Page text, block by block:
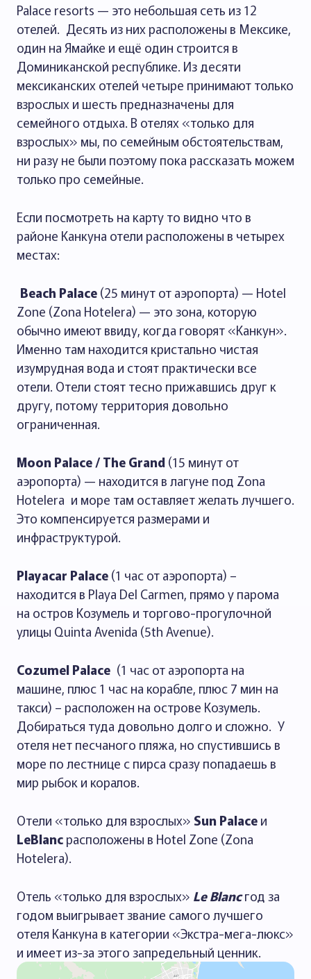
Palace resorts — это небольшая сеть из 12
отелей. Десять из них расположены в Мексике,
один на Ямайке и ещё один строится в
Доминиканской республике. Из десяти
мексиканских отелей четыре принимают только
взрослых и шесть предназначены для
семейного отдыха. В отелях «только для
взрослых» мы, по семейным обстоятельствам,
ни разу не были поэтому пока рассказать можем
только про семейные.
Если посмотреть на карту то видно что в
районе Канкуна отели расположены в четырех
местах:
Beach Palace(25 минут от аэропорта) — Hotel
Zone (Zona Hotelera) — это зона, которую
обычно имеют ввиду, когда говорят «Канкун».
Именно там находится кристально чистая
изумрудная вода и стоят практически все
отели. Отели стоят тесно прижавшись друг к
другу, потому территория довольно
ограниченная.
Moon Palace / The Grand(15 минут от
аэропорта) — находится в лагуне под Zona
Hotelera и море там оставляет желать лучшего.
Это компенсируется размерами и
инфраструктурой.
Playacar Palace(1 час от аэропорта) –
находится в Playa Del Carmen, прямо у парома
на остров Козумель и торгово-прогулочной
улицы Quinta Avenida (5th Avenue).
Cozumel Palace (1 час от аэропорта на
машине, плюс 1 час на корабле, плюс 7 мин на
такси) – расположен на острове Козумель.
Добираться туда довольно долго и сложно. У
отеля нет песчаного пляжа, но спустившись в
море по лестнице с пирса сразу попадаешь в
мир рыбок и коралов.
Отели «только для взрослых» Sun Palaceи
LeBlancрасположены в Hotel Zone (Zona
Hotelera).
Отель «только для взрослых» Le Blancгод за
годом выигрывает звание самого лучшего
отеля Канкуна в категории «Экстра-мега-люкс»
и имеет из-за этого запредельный ценник.